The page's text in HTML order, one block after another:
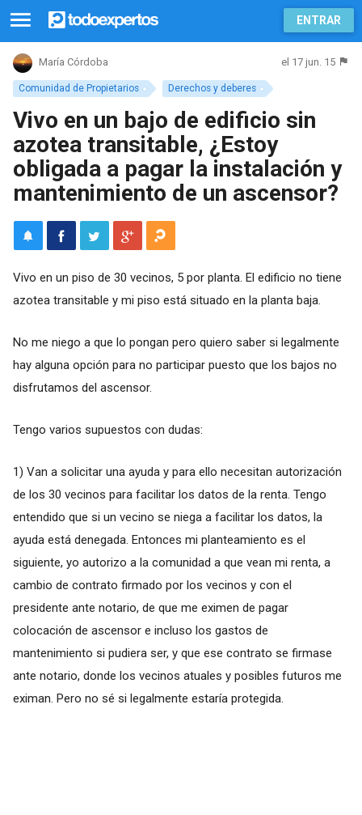
ENTRAR
Comunidad de Propietarios Derechos y deberes
María Córdoba el 17 jun. 15
Vivo en un bajo de edificio sin
azotea transitable, ¿Estoy
obligada a pagar la instalación y
mantenimiento de un ascensor?
Vivo en un piso de 30 vecinos, 5 por planta. El edificio no tiene
azotea transitable y mi piso está situado en la planta baja.
No me niego a que lo pongan pero quiero saber si legalmente
hay alguna opción para no participar puesto que los bajos no
disfrutamos del ascensor.
Tengo varios supuestos con dudas:
1) Van a solicitar una ayuda y para ello necesitan autorización
de los 30 vecinos para facilitar los datos de la renta. Tengo
entendido que si un vecino se niega a facilitar los datos, la
ayuda está denegada. Entonces mi planteamiento es el
siguiente, yo autorizo a la comunidad a que vean mi renta, a
cambio de contrato firmado por los vecinos y con el
presidente ante notario, de que me eximen de pagar
colocación de ascensor e incluso los gastos de
mantenimiento si pudiera ser, y que ese contrato se firmase
ante notario, donde los vecinos atuales y posibles futuros me
eximan. Pero no sé si legalmente estaría protegida.